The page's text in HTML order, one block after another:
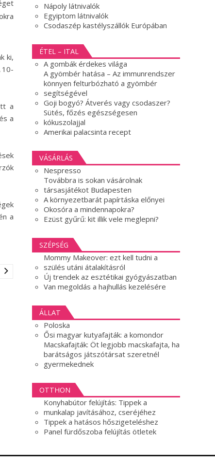
ki,
10-
a
a
a
Nápoly látnivalók
Egyiptom látnivalók
Csodaszép kastélyszállók Európában
ÉTEL – ITAL
A gombák érdekes világa
A gyömbér hatása – Az immunrendszer
könnyen felturbózható a gyömbér
segítségével
Goji bogyó? Átverés vagy csodaszer?
Sütés, főzés egészségesen
kókuszolajjal
Amerikai palacsinta recept
VÁSÁRLÁS
Nespresso
Továbbra is sokan vásárolnak
társasjátékot Budapesten
A környezetbarát papírtáska előnyei
Okosóra a mindennapokra?
Ezüst gyűrű: kit illik vele meglepni?
SZÉPSÉG
Mommy Makeover: ezt kell tudni a
szülés utáni átalakításról
Új trendek az esztétikai gyógyászatban
Van megoldás a hajhullás kezelésére
ÁLLAT
Poloska
Ősi magyar kutyafajták: a komondor
Macskafajták: Öt legjobb macskafajta, ha
barátságos játszótársat szeretnél
gyermekednek
OTTHON
Konyhabútor felújítás: Tippek a
munkalap javításához, cseréjéhez
Tippek a hatásos hőszigeteléshez
Panel fürdőszoba felújítás ötletek